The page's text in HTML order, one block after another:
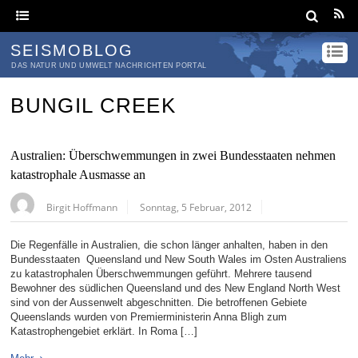
SEISMOBLOG
DAS NATUR UND UMWELT NACHRICHTEN PORTAL
BUNGIL CREEK
Australien: Überschwemmungen in zwei Bundesstaaten nehmen
katastrophale Ausmasse an
Birgit Hoffmann Sonntag, 5 Februar, 2012
Die Regenfälle in Australien, die schon länger anhalten, haben in den
Bundesstaaten Queensland und New South Wales im Osten Australiens
zu katastrophalen Überschwemmungen geführt. Mehrere tausend
Bewohner des südlichen Queensland und des New England North West
sind von der Aussenwelt abgeschnitten. Die betroffenen Gebiete
Queenslands wurden von Premierministerin Anna Bligh zum
Katastrophengebiet erklärt. In Roma […]